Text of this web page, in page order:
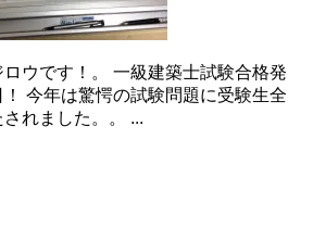
ウです！。 一級建築士試験合格発
今年は驚愕の試験問題に受験生全
れました。。 ...